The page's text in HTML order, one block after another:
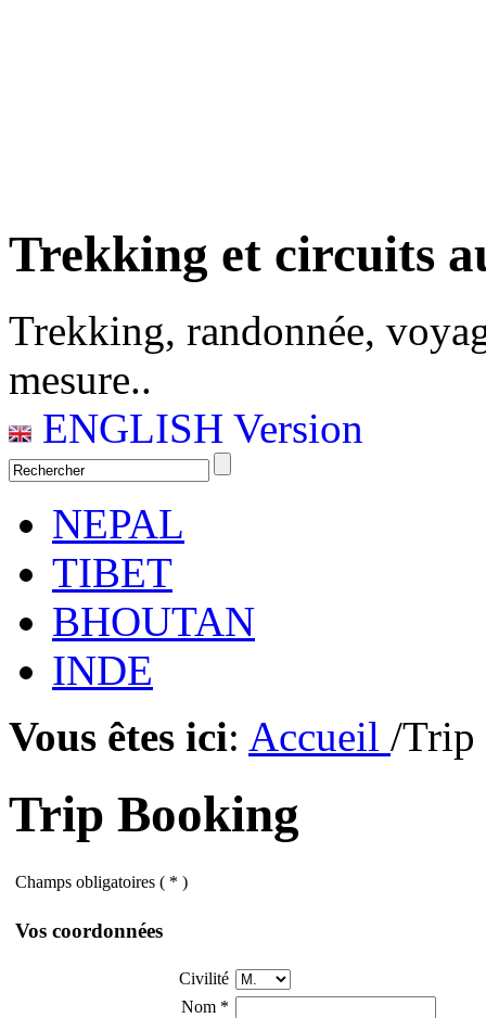
Trekking et circuits
Trekking, randonnée,
mesure..
ENGLISH Version
NEPAL
TIBET
BHOUTAN
INDE
Vous êtes ici: Accueil /Trip
Trip Booking
Champs obligatoires ( * )
Vos coordonnées
Civilité
Nom *